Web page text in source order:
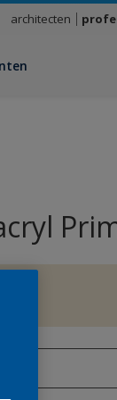
architecten